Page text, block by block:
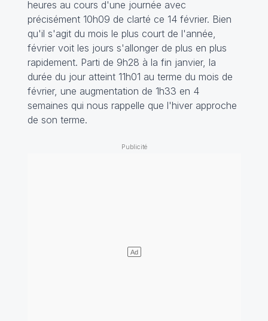
heures au cours d'une journée avec
précisément 10h09 de clarté ce 14 février. Bien
qu'il s'agit du mois le plus court de l'année,
février voit les jours s'allonger de plus en plus
rapidement. Parti de 9h28 à la fin janvier, la
durée du jour atteint 11h01 au terme du mois de
février, une augmentation de 1h33 en 4
semaines qui nous rappelle que l'hiver approche
de son terme.